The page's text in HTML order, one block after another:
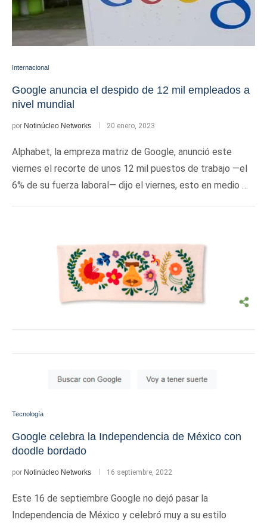
Internacional
Google anuncia el despido de 12 mil empleados a
nivel mundial
por Notinúcleo Networks 20 enero, 2023
Alphabet, la empreza matriz de Google, anunció este
viernes el recorte de unos 12 mil puestos de trabajo —el
6% de su fuerza laboral— dijo el viernes, esto en medio …
Tecnología
Google celebra la Independencia de México con
doodle bordado
por Notinúcleo Networks 16 septiembre, 2022
Este 16 de septiembre Google no dejó pasar la
Independencia de México y celebró muy a su estilo